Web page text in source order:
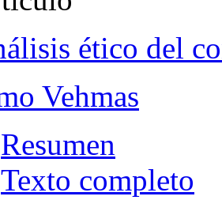
ético del
Vehmas
Resumen
Texto completo